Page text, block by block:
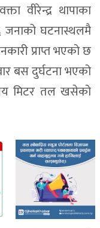
वीरेन्द्र थापाका
घटनास्थलमै
प्राप्त भएको छ
बस दुर्घटना भएको
मिटर तल खसेको